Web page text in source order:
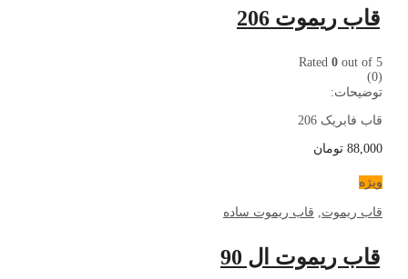
قاب ریموت 206
Rated 0 out of 5
(0)
توضیحات:
قاب فابریک 206
88,000 تومان
ویژه
قاب ریموت قاب ریموت ساده
قاب ریموت ال 90